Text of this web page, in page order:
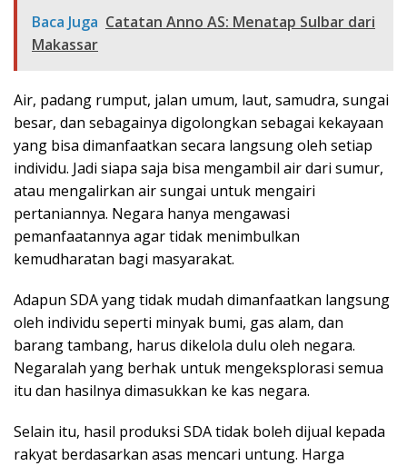
Baca Juga Catatan Anno AS: Menatap Sulbar dari
Makassar
Air, padang rumput, jalan umum, laut, samudra, sungai
besar, dan sebagainya digolongkan sebagai kekayaan
yang bisa dimanfaatkan secara langsung oleh setiap
individu. Jadi siapa saja bisa mengambil air dari sumur,
atau mengalirkan air sungai untuk mengairi
pertaniannya. Negara hanya mengawasi
pemanfaatannya agar tidak menimbulkan
kemudharatan bagi masyarakat.
Adapun SDA yang tidak mudah dimanfaatkan langsung
oleh individu seperti minyak bumi, gas alam, dan
barang tambang, harus dikelola dulu oleh negara.
Negaralah yang berhak untuk mengeksplorasi semua
itu dan hasilnya dimasukkan ke kas negara.
Selain itu, hasil produksi SDA tidak boleh dijual kepada
rakyat berdasarkan asas mencari untung. Harga